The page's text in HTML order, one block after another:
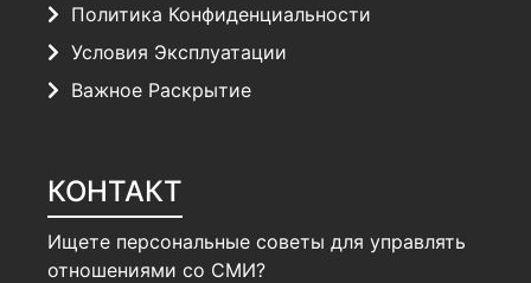
Политика Конфиденциальности
Условия Эксплуатации
Важное Раскрытие
КОНТАКТ
Ищете персональные советы для управлять
отношениями со СМИ?